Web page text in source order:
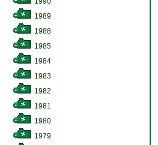
1989
1988
1985
1984
1983
1982
1981
1980
1979